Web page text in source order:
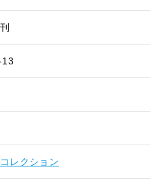
レクション